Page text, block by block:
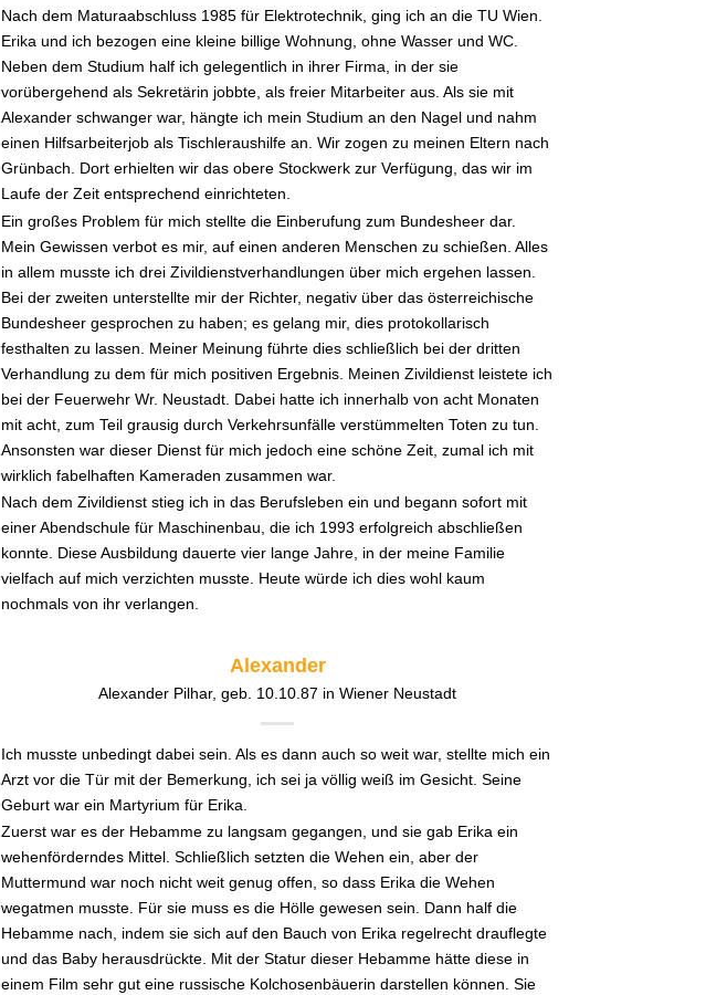
Nach dem Maturaabschluss 1985 für Elektrotechnik, ging ich an die TU Wien.
Erika und ich bezogen eine kleine billige Wohnung, ohne Wasser und WC.
Neben dem Studium half ich gelegentlich in ihrer Firma, in der sie
vorübergehend als Sekretärin jobbte, als freier Mitarbeiter aus. Als sie mit
Alexander schwanger war, hängte ich mein Studium an den Nagel und nahm
einen Hilfsarbeiterjob als Tischleraushilfe an. Wir zogen zu meinen Eltern nach
Grünbach. Dort erhielten wir das obere Stockwerk zur Verfügung, das wir im
Laufe der Zeit entsprechend einrichteten.
Ein großes Problem für mich stellte die Einberufung zum Bundesheer dar.
Mein Gewissen verbot es mir, auf einen anderen Menschen zu schießen. Alles
in allem musste ich drei Zivildienstverhandlungen über mich ergehen lassen.
Bei der zweiten unterstellte mir der Richter, negativ über das österreichische
Bundesheer gesprochen zu haben; es gelang mir, dies protokollarisch
festhalten zu lassen. Meiner Meinung führte dies schließlich bei der dritten
Verhandlung zu dem für mich positiven Ergebnis. Meinen Zivildienst leistete ich
bei der Feuerwehr Wr. Neustadt. Dabei hatte ich innerhalb von acht Monaten
mit acht, zum Teil grausig durch Verkehrsunfälle verstümmelten Toten zu tun.
Ansonsten war dieser Dienst für mich jedoch eine schöne Zeit, zumal ich mit
wirklich fabelhaften Kameraden zusammen war.
Nach dem Zivildienst stieg ich in das Berufsleben ein und begann sofort mit
einer Abendschule für Maschinenbau, die ich 1993 erfolgreich abschließen
konnte. Diese Ausbildung dauerte vier lange Jahre, in der meine Familie
vielfach auf mich verzichten musste. Heute würde ich dies wohl kaum
nochmals von ihr verlangen.
Alexander
Alexander Pilhar, geb. 10.10.87 in Wiener Neustadt
Ich musste unbedingt dabei sein. Als es dann auch so weit war, stellte mich ein
Arzt vor die Tür mit der Bemerkung, ich sei ja völlig weiß im Gesicht. Seine
Geburt war ein Martyrium für Erika.
Zuerst war es der Hebamme zu langsam gegangen, und sie gab Erika ein
wehenförderndes Mittel. Schließlich setzten die Wehen ein, aber der
Muttermund war noch nicht weit genug offen, so dass Erika die Wehen
wegatmen musste. Für sie muss es die Hölle gewesen sein. Dann half die
Hebamme nach, indem sie sich auf den Bauch von Erika regelrecht drauflegte
und das Baby herausdrückte. Mit der Statur dieser Hebamme hätte diese in
einem Film sehr gut eine russische Kolchosenbäuerin darstellen können. Sie